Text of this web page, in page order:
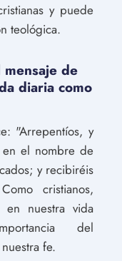
y puede
teológica.
de
diaria como
"Arrepentíos, y
en el nombre de
y recibiréis
cristianos,
en nuestra vida
del
fe.